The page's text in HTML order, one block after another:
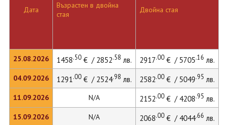
Дата
25.08.2026
04.09.2026
11.09.2026
15.09.2026
Възрастен в двойна
стая
Двойна стая
1458.50€ / 2852.58 лв. 2917.00€ / 5705.16 лв.
1291.00€ / 2524.98 лв. 2582.00€ / 5049.95 лв.
N/A 2152.00€ / 4208.95 лв.
N/A 2068.00€ / 4044.66 лв.